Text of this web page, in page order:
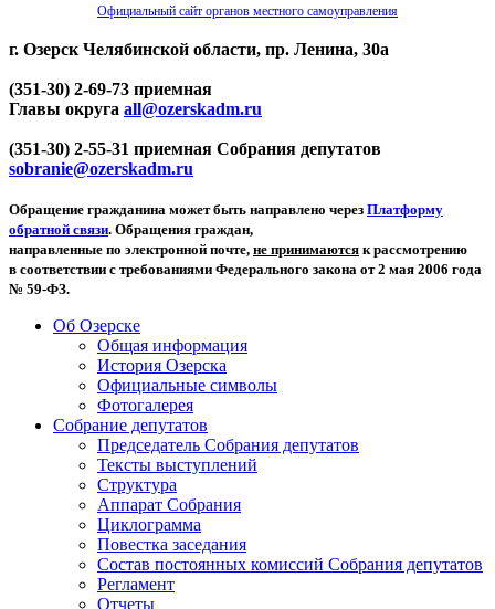
Официальный сайт органов местного самоуправления
г. Озерск Челябинской области, пр. Ленина, 30а
(351-30) 2-69-73 приемная
Главы округа all@ozerskadm.ru
(351-30) 2-55-31 приемная Собрания депутатов
sobranie@ozerskadm.ru
Обращение гражданина может быть направлено через Платформу
обратной связи. Обращения граждан,
направленные по электронной почте, не принимаются к рассмотрению
в соответствии с требованиями Федерального закона от 2 мая 2006 года
№ 59-ФЗ.
Об Озерске
Общая информация
История Озерска
Официальные символы
Фотогалерея
Собрание депутатов
Председатель Собрания депутатов
Тексты выступлений
Структура
Аппарат Собрания
Циклограмма
Повестка заседания
Состав постоянных комиссий Собрания депутатов
Регламент
Отчеты